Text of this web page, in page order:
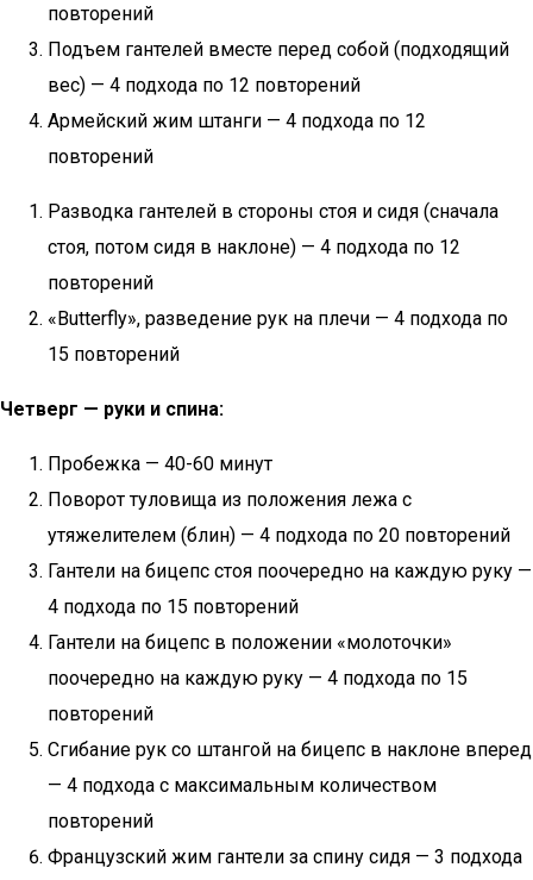
повторений
Подъем гантелей вместе перед собой (подходящий
вес) — 4 подхода по 12 повторений
Армейский жим штанги — 4 подхода по 12
повторений
Разводка гантелей в стороны стоя и сидя (сначала
стоя, потом сидя в наклоне) — 4 подхода по 12
повторений
«Butterfly», разведение рук на плечи — 4 подхода по
15 повторений
Четверг — руки и спина:
Пробежка — 40-60 минут
Поворот туловища из положения лежа с
утяжелителем (блин) — 4 подхода по 20 повторений
Гантели на бицепс стоя поочередно на каждую руку —
4 подхода по 15 повторений
Гантели на бицепс в положении «молоточки»
поочередно на каждую руку — 4 подхода по 15
повторений
Сгибание рук со штангой на бицепс в наклоне вперед
— 4 подхода с максимальным количеством
повторений
Французский жим гантели за спину сидя — 3 подхода